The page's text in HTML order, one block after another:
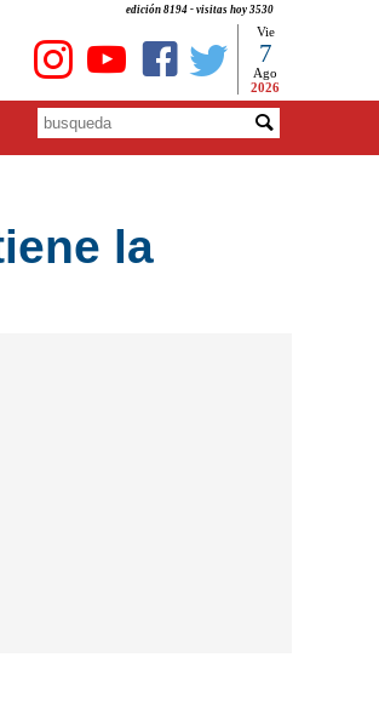
edición 8194 - visitas hoy 3530
Vie
7
Ago
2026
la